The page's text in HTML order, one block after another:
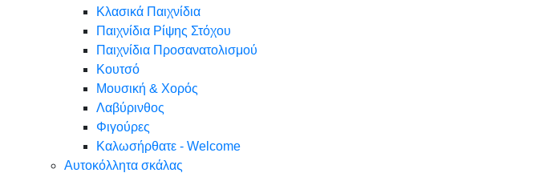
Κλασικά Παιχνίδια
Παιχνίδια Ρίψης Στόχου
Παιχνίδια Προσανατολισμού
Κουτσό
Μουσική & Χορός
Λαβύρινθος
Φιγούρες
Καλωσήρθατε - Welcome
Αυτοκόλλητα σκάλας